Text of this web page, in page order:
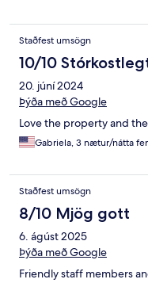
Staðfest umsögn
10/10
20. júní 2024
Þýða með Google
Love the property and
Gabriela, 3 nætur/nátta
Staðfest umsögn
8/10 Mjög gott
6. ágúst 2025
Þýða með Google
Friendly staff members